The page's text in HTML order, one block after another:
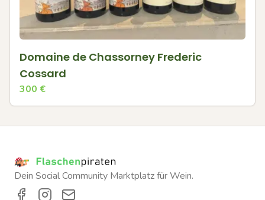
Domaine de Chassorney Frederic
Cossard
300 €
Dein Social Community Marktplatz für Wein.